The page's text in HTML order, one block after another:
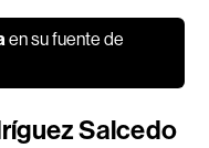
en su fuente de
Salcedo